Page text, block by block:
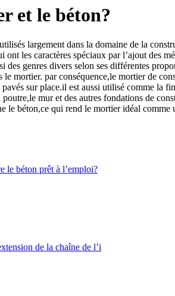
et le béton?
largement dans la domaine de la
les caractères spéciaux par l’ajout des
des genres divers selon ses différentes
mortier. par conséquence,le mortier de
sur place.il est aussi utilisé comme la
mur et des autres fondations de
le béton,ce qui rend le mortier idéal
le béton prêt à l’emploi?
de la chaîne de l’i